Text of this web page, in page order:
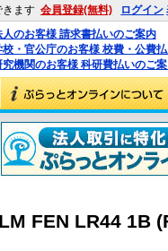
きます 会員登録(無料) ログイン
人のお客様 請求書払いのご案内
校・官公庁のお客様 校費・公費
究機関のお客様 科研費払いのご
FEN LR44 1B